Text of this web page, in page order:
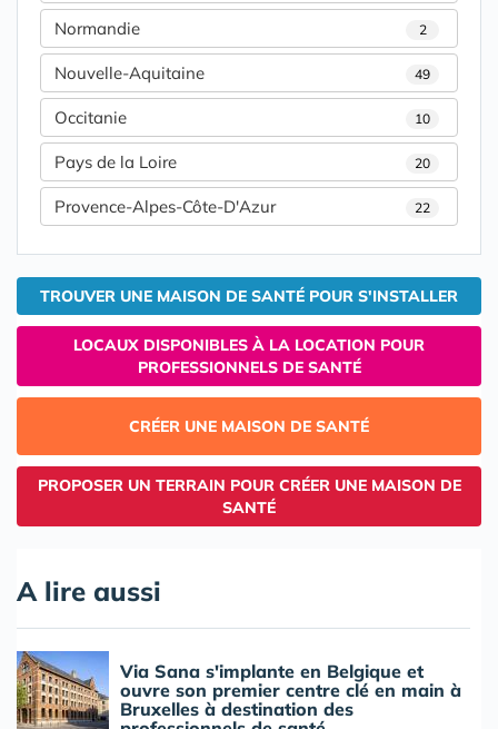
Normandie 2
Nouvelle-Aquitaine 49
Occitanie 10
Pays de la Loire 20
Provence-Alpes-Côte-D'Azur 22
TROUVER UNE MAISON DE SANTÉ POUR S'INSTALLER
LOCAUX DISPONIBLES À LA LOCATION POUR
PROFESSIONNELS DE SANTÉ
CRÉER UNE MAISON DE SANTÉ
PROPOSER UN TERRAIN POUR CRÉER UNE MAISON DE
SANTÉ
A lire aussi
Via Sana s'implante en Belgique et
ouvre son premier centre clé en main à
Bruxelles à destination des